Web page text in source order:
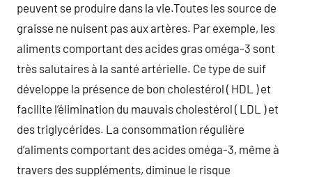
peuvent se produire dans la vie.Toutes les source de
graisse ne nuisent pas aux artères. Par exemple, les
aliments comportant des acides gras oméga-3 sont
très salutaires à la santé artérielle. Ce type de suif
développe la présence de bon cholestérol ( HDL ) et
facilite l’élimination du mauvais cholestérol ( LDL ) et
des triglycérides. La consommation régulière
d’aliments comportant des acides oméga-3, même à
travers des suppléments, diminue le risque